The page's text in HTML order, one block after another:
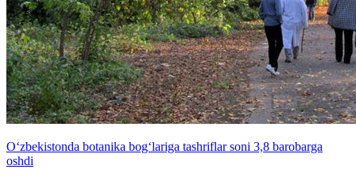
O‘zbekistonda botanika bog‘lariga tashriflar soni 3,8 barobarga
oshdi